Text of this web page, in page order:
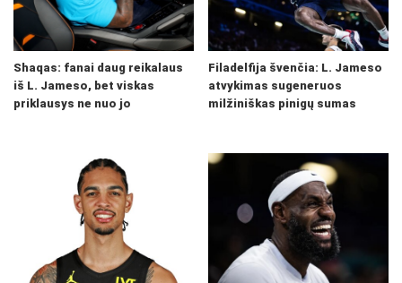
Shaqas: fanai daug reikalaus
iš L. Jameso, bet viskas
priklausys ne nuo jo
Filadelfija švenčia: L. Jameso
atvykimas sugeneruos
milžiniškas pinigų sumas